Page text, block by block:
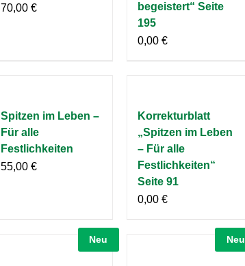
70,00 €
begeistert“ Seite
195
0,00 €
Spitzen im Leben –
Für alle
Festlichkeiten
55,00 €
Korrekturblatt
„Spitzen im Leben
– Für alle
Festlichkeiten“
Seite 91
0,00 €
Neu Neu